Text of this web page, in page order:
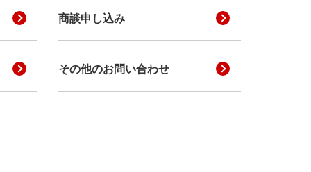
商談申し込み
その他のお問い合わせ